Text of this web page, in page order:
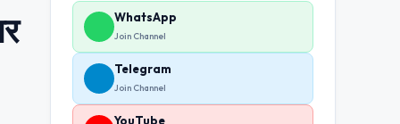
WhatsApp
Join Channel
Telegram
Join Channel
YouTube